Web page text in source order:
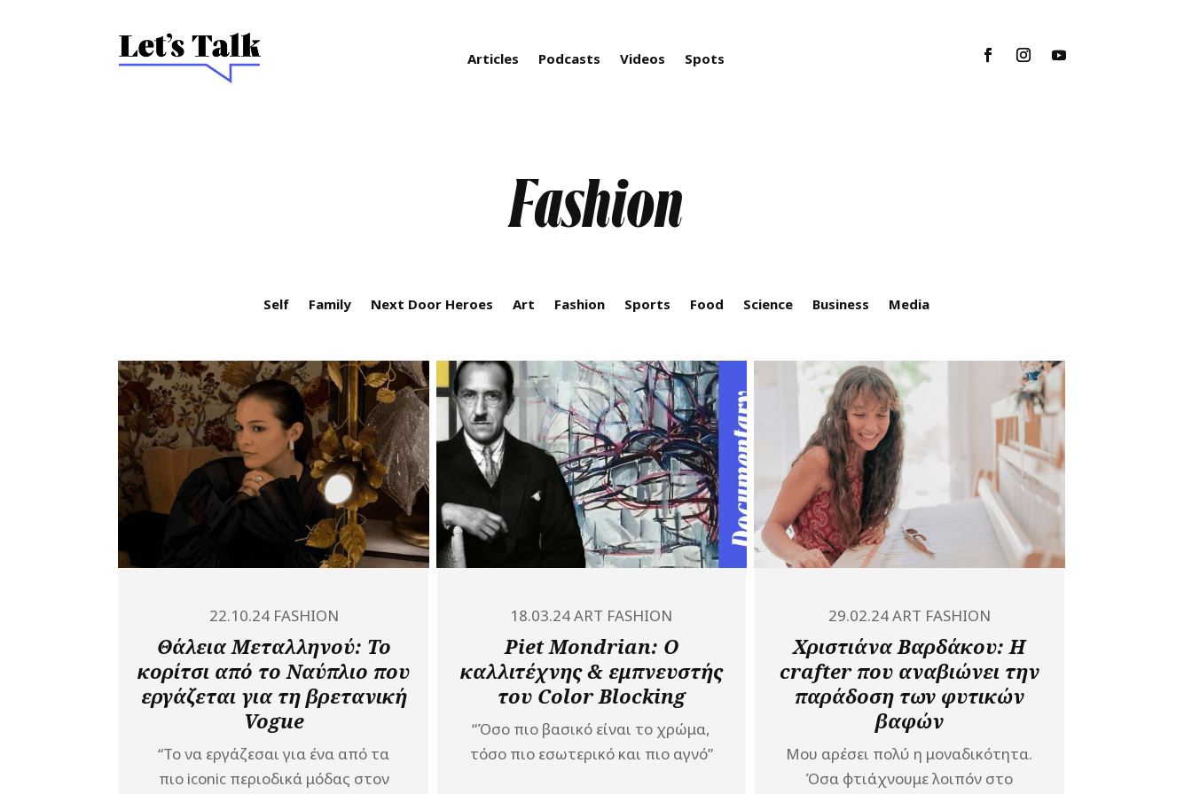
Articles Podcasts Videos Spots
Fashion
Self Family Next Door Heroes Art Fashion Sports Food Science Business Media
Θάλεια Μεταλληνού: Το
κορίτσι από το Ναύπλιο που
εργάζεται για τη βρετανική
Vogue
22.10.24 FASHION
“Το να εργάζεσαι για ένα από τα
πιο iconic περιοδικά μόδας στον
Piet Mondrian: Ο
καλλιτέχνης & εμπνευστής
του Color Blocking
18.03.24ART FASHION
“Όσο πιο βασικό είναι το χρώμα,
τόσο πιο εσωτερικό και πιο αγνό”
Χριστιάνα Βαρδάκου: Η
crafter που αναβιώνει την
παράδοση των φυτικών
βαφών
29.02.24ART FASHION
Μου αρέσει πολύ η μοναδικότητα.
Όσα φτιάχνουμε λοιπόν στο